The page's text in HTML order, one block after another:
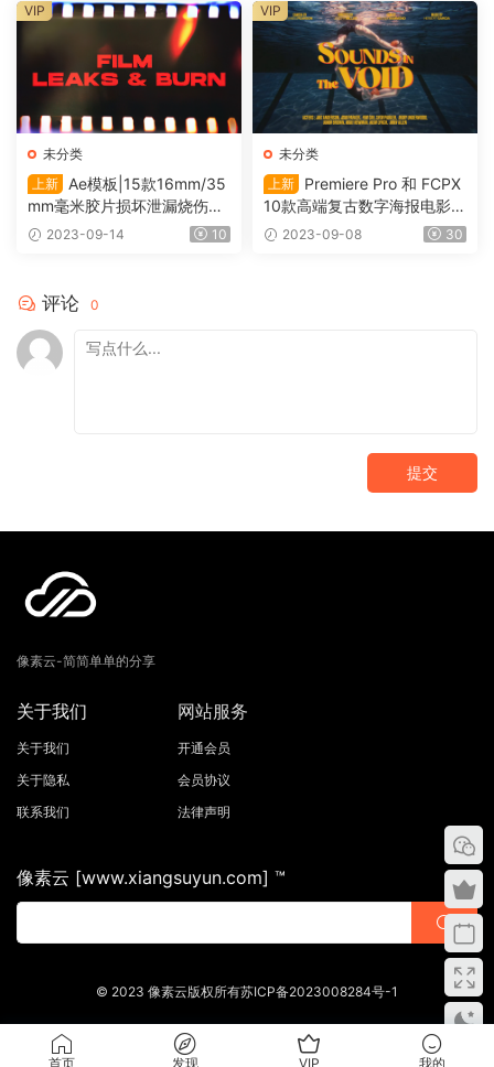
未分类
上新
Ae模板|15款16mm/35
mm毫米胶片损坏泄漏烧伤转
场过渡 Film Leak（0117）
2023-09-14 10
VIP
未分类
上新
Premiere Pro 和 FCPX
10款高端复古数字海报电影风
格动态标题 Cinematic Titles
2023-09-08 30
VIP
评论 0
提交
像素云-简简单单的分享
关于我们
关于我们
关于隐私
联系我们
网站服务
开通会员
会员协议
法律声明
像素云 [www.xiangsuyun.com] ™
© 2023 像素云版权所有苏ICP备2023008284号-1
首页 发现 VIP 我的